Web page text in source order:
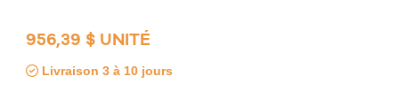
956,39 $ UNITÉ
Livraison 3 à 10 jours